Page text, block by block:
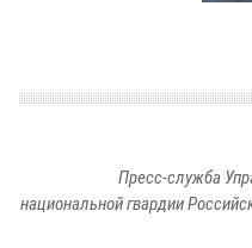
Пресс-служба
национальной гвардии